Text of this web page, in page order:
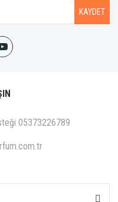
KAYDET
05373226789